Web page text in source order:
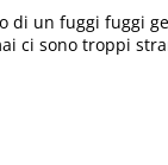
un fuggi fuggi
ci sono troppi